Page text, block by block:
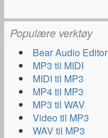
Populære verktøy
Bear Audio Editor
MP3 til MIDI
MIDI til MP3
MP4 til MP3
MP3 til WAV
Video til MP3
WAV til MP3